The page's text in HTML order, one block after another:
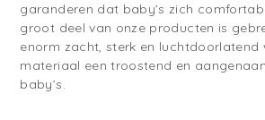
garanderen dat baby’s zich
groot deel van onze producten is
enorm zacht, sterk en
materiaal een troostend en
baby’s.